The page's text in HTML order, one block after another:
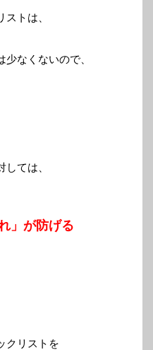
トは、
なくないので、
ては、
」が防げる
クリストを